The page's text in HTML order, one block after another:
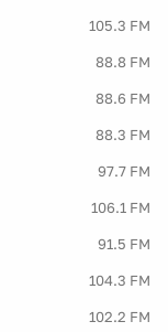
105.3 FM
88.8 FM
88.6 FM
88.3 FM
97.7 FM
106.1 FM
91.5 FM
104.3 FM
102.2 FM